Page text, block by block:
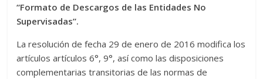
“Formato de Descargos de las Entidades No
Supervisadas”.
La resolución de fecha 29 de enero de 2016 modifica los
artículos artículos 6°, 9°, así como las disposiciones
complementarias transitorias de las normas de